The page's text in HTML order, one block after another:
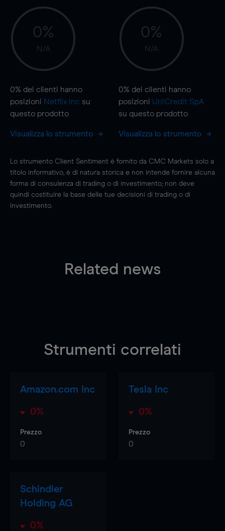
0%
N/A
0% dei clienti hanno
posizioni Netflix Inc su
questo prodotto
Visualizza lo strumento
0%
N/A
0% dei clienti hanno
posizioni UniCredit SpA
su questo prodotto
Visualizza lo strumento
Lo strumento Client Sentiment è fornito da CMC Markets solo a
titolo informativo, è di natura storica e non intende fornire alcuna
forma di consulenza di trading o di investimento; non deve
quindi costituire la base delle tue decisioni di trading o di
investimento.
Related news
Strumenti correlati
Amazon.com Inc
0%
Prezzo
0
Tesla Inc
0%
Prezzo
0
Schindler
Holding AG
0%